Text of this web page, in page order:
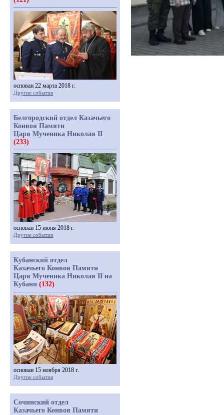
основан 22 марта 2018 г.
Другие события
Белгородский отдел Казачьего
Конвоя Памяти
Царя Мученика Николая II
(233)
основан 15 июня 2018 г.
Другие события
Кубанский отдел
Казачьего Конвоя Памяти
Царя Мученика Николая II на
Кубани (132)
основан 15 ноября 2018 г.
Другие события
Сочинский отдел
Казачьего Конвоя Памяти